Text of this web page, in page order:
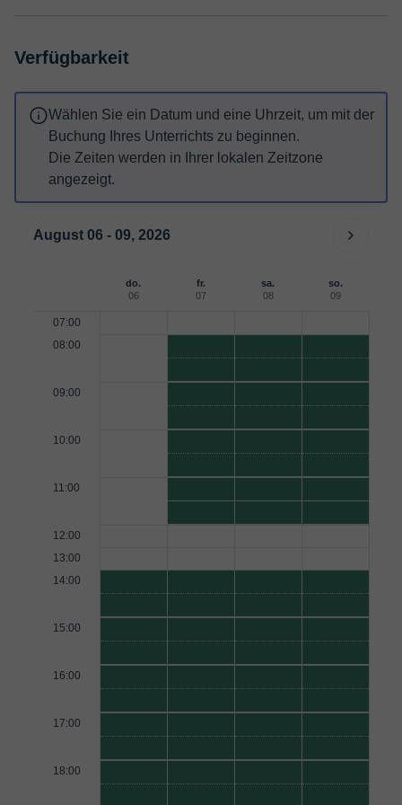
Verfügbarkeit
Wählen Sie ein Datum und eine Uhrzeit, um mit der
Buchung Ihres Unterrichts zu beginnen.
Die Zeiten werden in Ihrer lokalen Zeitzone
angezeigt.
August 06 - 09, 2026
do.
06
fr.
07
sa.
08
so.
09
07:00
08:00
09:00
10:00
11:00
12:00
13:00
14:00
15:00
16:00
17:00
18:00